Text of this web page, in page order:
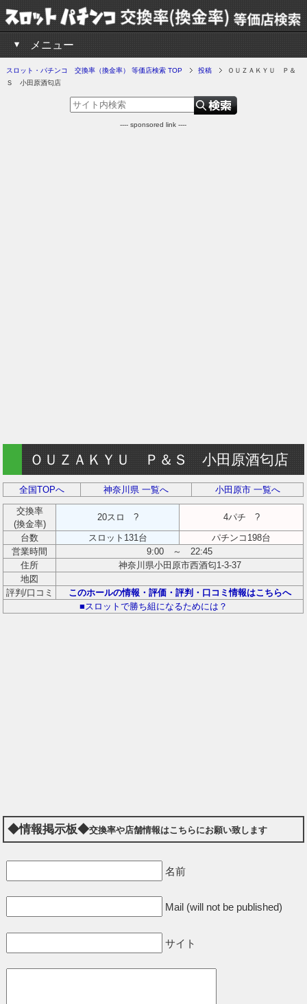
メニュー
スロット・パチンコ 交換率（換金率） 等価店検索 TOP 投稿
ＯＵＺＡＫＹＵ Ｐ＆
Ｓ 小田原酒匂店
---- sponsored link ----
ＯＵＺＡＫＹＵ Ｐ＆Ｓ 小田原酒匂店
全国TOPへ 神奈川県 一覧へ 小田原市 一覧へ
交換率
(換金率)
20スロ ?
4パチ ?
台数
スロット131台
パチンコ198台
営業時間
9:00 ～ 22:45
住所
神奈川県小田原市西酒匂1-3-37
地図
評判/口コミ
このホールの情報・評価・評判・口コミ情報はこちらへ
■スロットで勝ち組になるためには？
◆情報掲示板◆交換率や店舗情報はこちらにお願い致します
名前
Mail (will not be published)
サイト